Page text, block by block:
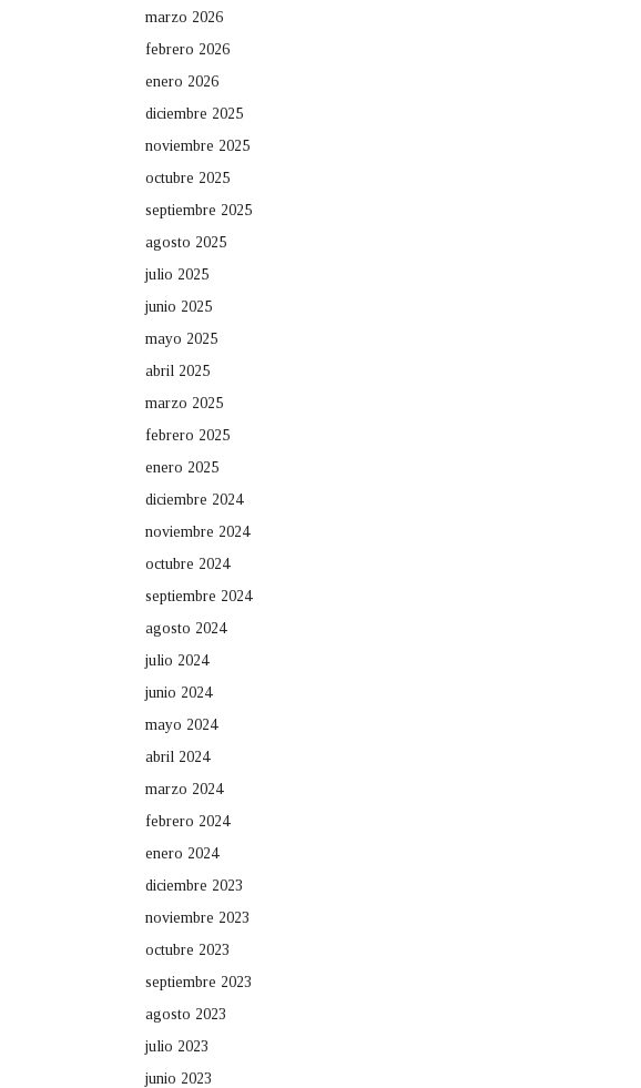
marzo 2026
febrero 2026
enero 2026
diciembre 2025
noviembre 2025
octubre 2025
septiembre 2025
agosto 2025
julio 2025
junio 2025
mayo 2025
abril 2025
marzo 2025
febrero 2025
enero 2025
diciembre 2024
noviembre 2024
octubre 2024
septiembre 2024
agosto 2024
julio 2024
junio 2024
mayo 2024
abril 2024
marzo 2024
febrero 2024
enero 2024
diciembre 2023
noviembre 2023
octubre 2023
septiembre 2023
agosto 2023
julio 2023
junio 2023